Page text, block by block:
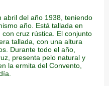
abril del año 1938, teniendo
año. Está tallada en
cruz rústica. El conjunto
tallada, con una altura
Durante todo el año,
presenta pelo natural y
la ermita del Convento,